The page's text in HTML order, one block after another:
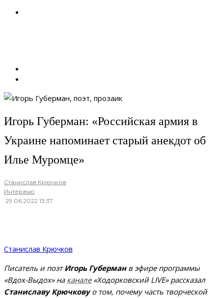
Игорь Губерман: «Российская армия в
Украине напоминает старый анекдот об
Илье Муромце»
Станислав Крючков·
Интервью
·29.06.2022 13:37
Станислав Крючков
Писатель и поэтИгорь Губерманв эфире программы
«Вдох-Выдох» на канале«Ходорковский LIVE» рассказал
Станиславу Крючковуо том, почему часть творческой